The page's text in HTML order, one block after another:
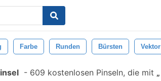
Farbe Runden Bürsten Vektor
- 609 kostenlosen Pinseln, die mit